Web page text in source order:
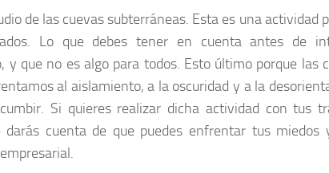
de las cuevas subterráneas. Esta es una actividad
Lo que debes tener en cuenta antes de
y que no es algo para todos. Esto último porque las
al aislamiento, a la oscuridad y a la
Si quieres realizar dicha actividad con tus
darás cuenta de que puedes enfrentar tus